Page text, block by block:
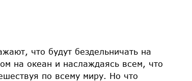
что будут бездельничать на
на океан и наслаждаясь всем, что
по всему миру. Но что